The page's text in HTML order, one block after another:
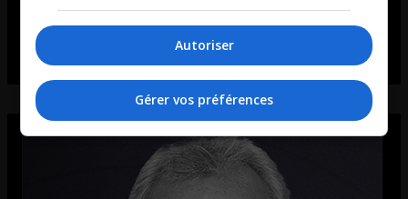
Autoriser
Gérer vos préférences